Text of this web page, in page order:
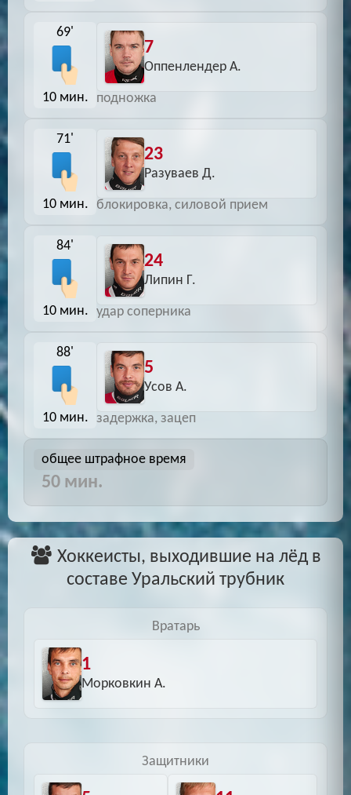
69'
10 мин.
7
Оппенлендер А.
подножка
71'
10 мин.
23
Разуваев Д.
блокировка, силовой прием
84'
10 мин.
24
Липин Г.
удар соперника
88'
10 мин.
5
Усов А.
задержка, зацеп
общее штрафное время
50 мин.
Хоккеисты, выходившие на лёд в
составе Уральский трубник
Вратарь
1
Морковкин А.
Защитники